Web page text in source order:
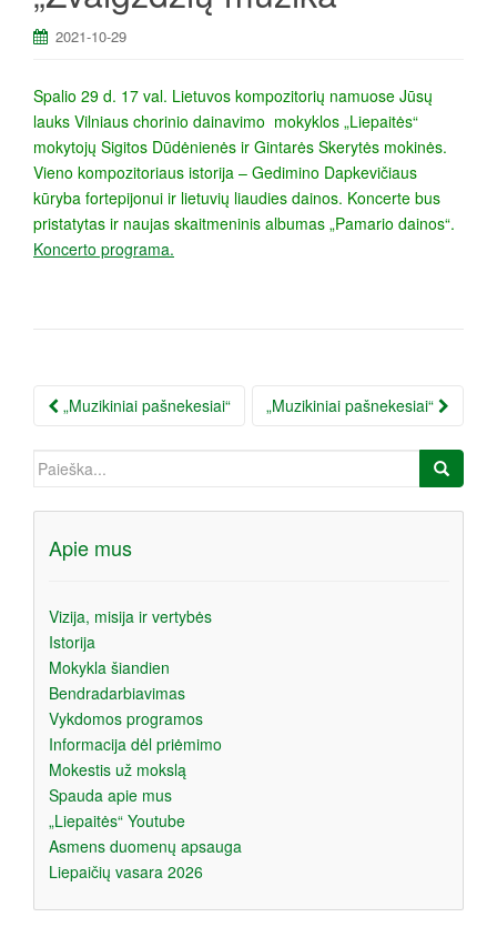
2021-10-29
Spalio 29 d. 17 val. Lietuvos kompozitorių namuose Jūsų
lauks Vilniaus chorinio dainavimo mokyklos „Liepaitės“
mokytojų Sigitos Dūdėnienės ir Gintarės Skerytės mokinės.
Vieno kompozitoriaus istorija – Gedimino Dapkevičiaus
kūryba fortepijonui ir lietuvių liaudies dainos. Koncerte bus
pristatytas ir naujas skaitmeninis albumas „Pamario dainos“.
Koncerto programa.
Įrašo
„Muzikiniai pašnekesiai“ „Muzikiniai pašnekesiai“
Ieškoti:
Apie mus
Vizija, misija ir vertybės
Istorija
Mokykla šiandien
Bendradarbiavimas
Vykdomos programos
Informacija dėl priėmimo
Mokestis už mokslą
Spauda apie mus
„Liepaitės“ Youtube
Asmens duomenų apsauga
Liepaičių vasara 2026